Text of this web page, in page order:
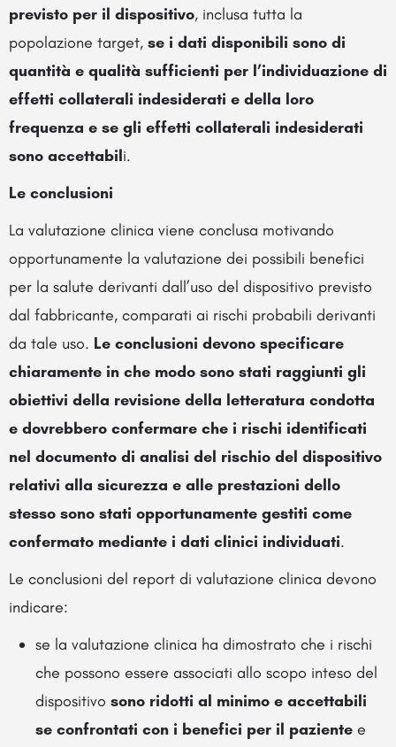
previsto per il dispositivo, inclusa tutta la
popolazione target, se i dati disponibili sono di
quantità e qualità sufficienti per l’individuazione di
effetti collaterali indesiderati e della loro
frequenza e se gli effetti collaterali indesiderati
sono accettabili.
Le conclusioni
La valutazione clinica viene conclusa motivando
opportunamente la valutazione dei possibili benefici
per la salute derivanti dall’uso del dispositivo previsto
dal fabbricante, comparati ai rischi probabili derivanti
da tale uso. Le conclusioni devono specificare
chiaramente in che modo sono stati raggiunti gli
obiettivi della revisione della letteratura condotta
e dovrebbero confermare che i rischi identificati
nel documento di analisi del rischio del dispositivo
relativi alla sicurezza e alle prestazioni dello
stesso sono stati opportunamente gestiti come
confermato mediante i dati clinici individuati.
Le conclusioni del report di valutazione clinica devono
indicare:
se la valutazione clinica ha dimostrato che i rischi
che possono essere associati allo scopo inteso del
dispositivo sono ridotti al minimo e accettabili
se confrontati con i benefici per il paziente e